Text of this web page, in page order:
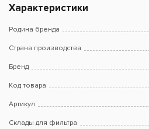
Характеристики
Родина бренда
Страна производства
Бренд
Код товара
Артикул
Склады для фильтра